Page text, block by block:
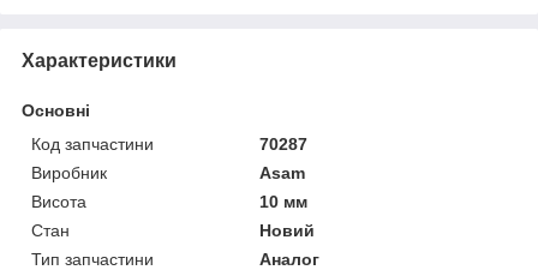
Характеристики
Основні
Код запчастини
70287
Виробник
Asam
Висота
10 мм
Стан
Новий
Тип запчастини
Аналог